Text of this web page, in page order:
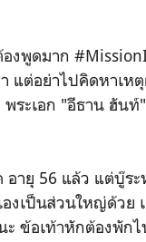
งพูดมาก
แต่อย่าไปคิดหาเห
พระเอก "อีธาน ฮัน
อายุ 56 แล้ว แต่บู๊
งเป็นส่วนใหญ่ด้วย
ข้อเท้าหักต้องพัก